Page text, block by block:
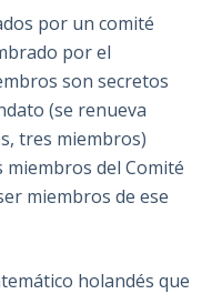
por un comité
por el
son secretos
(se renueva
tres miembros)
miembros del Comité
miembros de ese
holandés que